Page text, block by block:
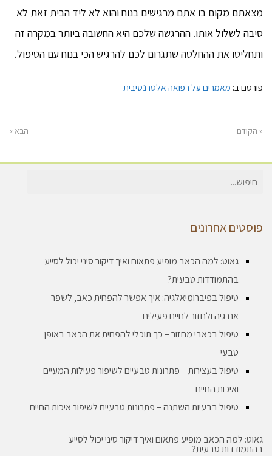
מצאתם מקום בו אתם מרגישים בנוח והוא לא ליד הבית זאת לא
סיבה לשלול אותו. ההרגשה שלכם היא החשובה ביותר במקרה זה
ותחליטו את ההחלטה שתגרום לכם להרגיש הכי בנוח עם הטיפול.
פורסם ב: מאמרים על רפואה אלטרנטיבית
« הקודם הבא »
חיפוש
פוסטים אחרונים
גאוט: למה הכאב מופיע פתאום ואיך דיקור סיני יכול לסייע
בהתמודדות טבעית?
טיפול בפיברומיאלגיה: איך אפשר להפחית כאב, לשפר
אנרגיה ולחזור לחיים פעילים
טיפול בכאבי מחזור – כך תוכלי להפחית את הכאב באופן
טבעי
טיפול בעצירות – פתרונות טבעיים לשיפור פעילות המעיים
ואיכות החיים
טיפול בבעיות השתנה – פתרונות טבעיים לשיפור איכות החיים
גאוט: למה הכאב מופיע פתאום ואיך דיקור סיני יכול לסייע
בהתמודדות טבעית?